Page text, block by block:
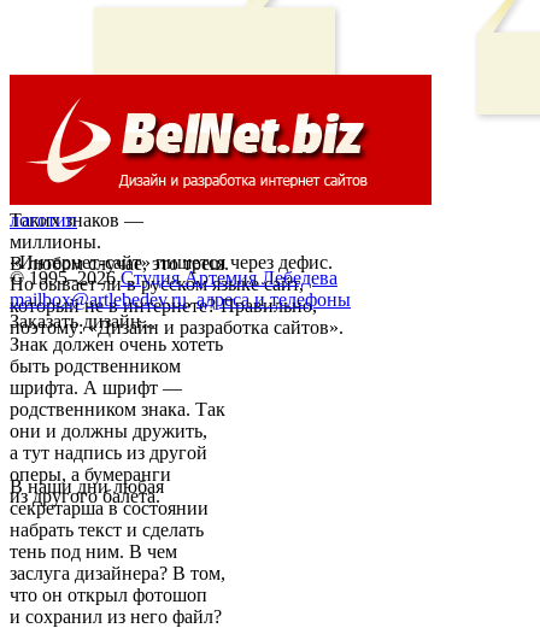
Таких знаков —
миллионы.
В любом случае, это треш.
«Интернет-сайт» пишется через дефис.
Но бывает ли в русском языке сайт,
который не в интернете? Правильно,
поэтому: «Дизайн и разработка сайтов».
Знак должен очень хотеть
быть родственником
шрифта. А шрифт —
родственником знака. Так
они и должны дружить,
а тут надпись из другой
оперы, а бумеранги
из другого балета.
В наши дни любая
секретарша в состоянии
набрать текст и сделать
тень под ним. В чем
заслуга дизайнера? В том,
что он открыл фотошоп
и сохранил из него файл?
логотип
© 1995–2026 Студия Артемия Лебедева
mailbox@artlebedev.ru, адреса и телефоны
Заказать дизайн...